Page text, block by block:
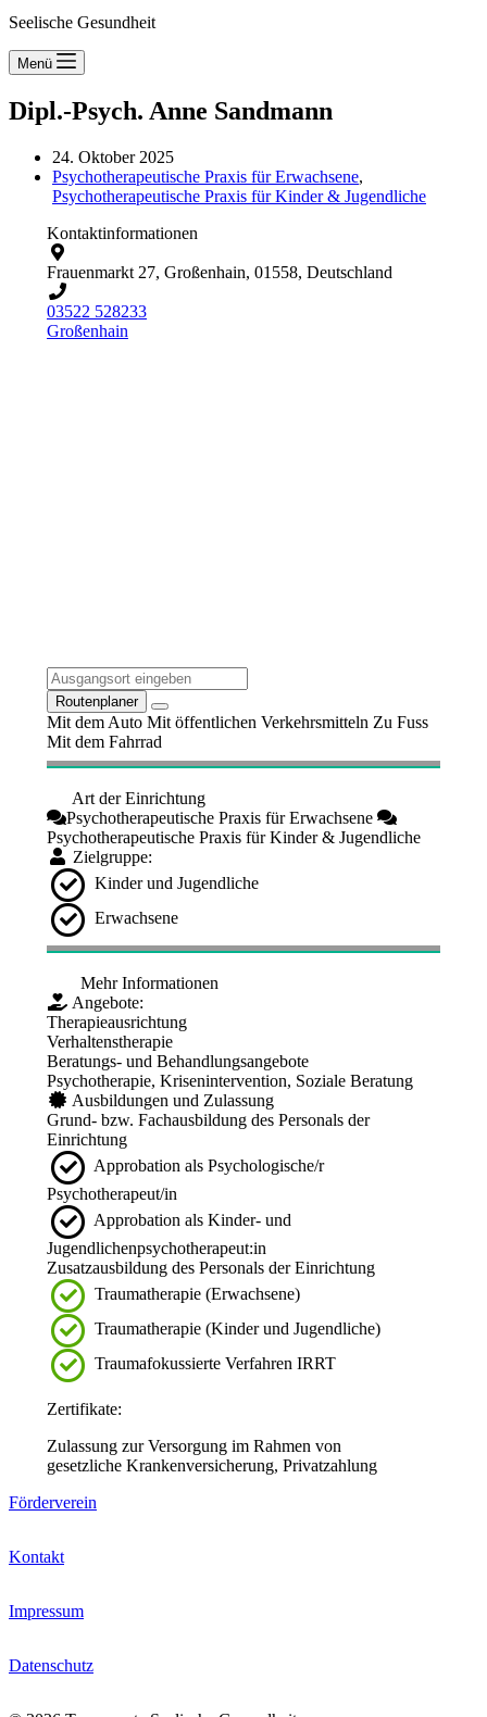
Seelische Gesundheit
Menü
Dipl.-Psych. Anne Sandmann
24. Oktober 2025
Psychotherapeutische Praxis für Erwachsene,
Psychotherapeutische Praxis für Kinder & Jugendliche
Kontaktinformationen
Frauenmarkt 27, Großenhain, 01558, Deutschland
03522 528233
Großenhain
Routenplaner
Mit dem Auto Mit öffentlichen Verkehrsmitteln Zu Fuss
Mit dem Fahrrad
Art der Einrichtung
Psychotherapeutische Praxis für Erwachsene
Psychotherapeutische Praxis für Kinder & Jugendliche
Zielgruppe:
Kinder und Jugendliche
Erwachsene
Mehr Informationen
Angebote:
Therapieausrichtung
Verhaltenstherapie
Beratungs- und Behandlungsangebote
Psychotherapie, Krisenintervention, Soziale Beratung
Ausbildungen und Zulassung
Grund- bzw. Fachausbildung des Personals der
Einrichtung
Approbation als Psychologische/r
Psychotherapeut/in
Approbation als Kinder- und
Jugendlichenpsychotherapeut:in
Zusatzausbildung des Personals der Einrichtung
Traumatherapie (Erwachsene)
Traumatherapie (Kinder und Jugendliche)
Traumafokussierte Verfahren IRRT
Zertifikate:
Zulassung zur Versorgung im Rahmen von
gesetzliche Krankenversicherung, Privatzahlung
Förderverein
Kontakt
Impressum
Datenschutz